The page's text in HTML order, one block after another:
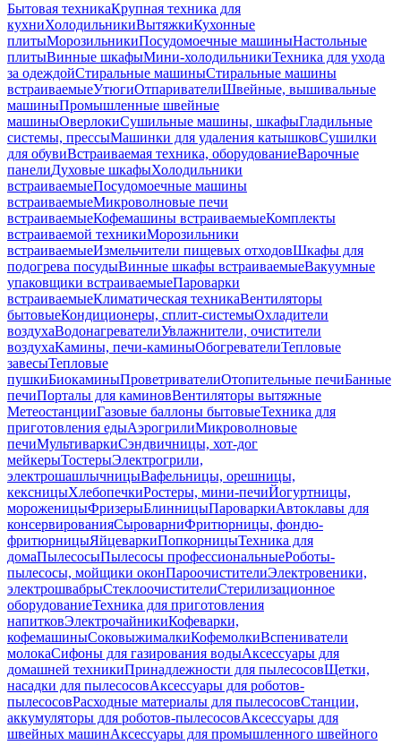
Бытовая техникаКрупная техника для
кухниХолодильникиВытяжкиКухонные
плитыМорозильникиПосудомоечные машиныНастольные
плитыВинные шкафыМини-холодильникиТехника для ухода
за одеждойСтиральные машиныСтиральные машины
встраиваемыеУтюгиОтпаривателиШвейные, вышивальные
машиныПромышленные швейные
машиныОверлокиСушильные машины, шкафыГладильные
системы, прессыМашинки для удаления катышковСушилки
для обувиВстраиваемая техника, оборудованиеВарочные
панелиДуховые шкафыХолодильники
встраиваемыеПосудомоечные машины
встраиваемыеМикроволновые печи
встраиваемыеКофемашины встраиваемыеКомплекты
встраиваемой техникиМорозильники
встраиваемыеИзмельчители пищевых отходовШкафы для
подогрева посудыВинные шкафы встраиваемыеВакуумные
упаковщики встраиваемыеПароварки
встраиваемыеКлиматическая техникаВентиляторы
бытовыеКондиционеры, сплит-системыОхладители
воздухаВодонагревателиУвлажнители, очистители
воздухаКамины, печи-каминыОбогревателиТепловые
завесыТепловые
пушкиБиокаминыПроветривателиОтопительные печиБанные
печиПорталы для каминовВентиляторы вытяжные
МетеостанцииГазовые баллоны бытовыеТехника для
приготовления едыАэрогрилиМикроволновые
печиМультиваркиСэндвичницы, хот-дог
мейкерыТостерыЭлектрогрили,
электрошашлычницыВафельницы, орешницы,
кексницыХлебопечкиРостеры, мини-печиЙогуртницы,
мороженицыФризерыБлинницыПароваркиАвтоклавы для
консервированияСыроварниФритюрницы, фондю-
фритюрницыЯйцеваркиПопкорницыТехника для
домаПылесосыПылесосы профессиональныеРоботы-
пылесосы, мойщики оконПароочистителиЭлектровеники,
электрошвабрыСтеклоочистителиСтерилизационное
оборудованиеТехника для приготовления
напитковЭлектрочайникиКофеварки,
кофемашиныСоковыжималкиКофемолкиВспениватели
молокаСифоны для газирования водыАксессуары для
домашней техникиПринадлежности для пылесосовЩетки,
насадки для пылесосовАксессуары для роботов-
пылесосовРасходные материалы для пылесосовСтанции,
аккумуляторы для роботов-пылесосовАксессуары для
швейных машинАксессуары для промышленного швейного